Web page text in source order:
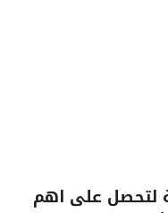
لتحصل على اهم